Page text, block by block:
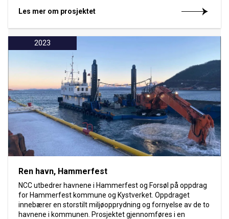
Les mer om prosjektet
2023
Ren havn, Hammerfest
NCC utbedrer havnene i Hammerfest og Forsøl på oppdrag
for Hammerfest kommune og Kystverket. Oppdraget
innebærer en storstilt miljøopprydning og fornyelse av de to
havnene i kommunen. Prosjektet gjennomføres i en